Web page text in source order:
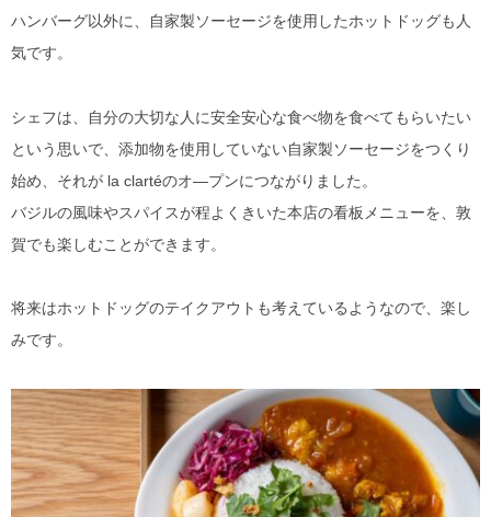
ハンバーグ以外に、自家製ソーセージを使用したホットドッグも人
気です。
シェフは、自分の大切な人に安全安心な食べ物を食べてもらいたい
という思いで、添加物を使用していない自家製ソーセージをつくり
始め、それが la clartéのオ―プンにつながりました。
バジルの風味やスパイスが程よくきいた本店の看板メニューを、敦
賀でも楽しむことができます。
将来はホットドッグのテイクアウトも考えているようなので、楽し
みです。